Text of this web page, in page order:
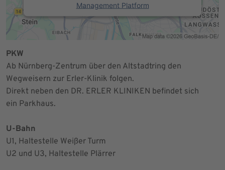
Management Platform
PKW
Ab Nürnberg-Zentrum über den Altstadtring den
Wegweisern zur Erler-Klinik folgen.
Direkt neben den DR. ERLER KLINIKEN befindet sich
ein Parkhaus.
U-Bahn
U1, Haltestelle Weißer Turm
U2 und U3, Haltestelle Plärrer